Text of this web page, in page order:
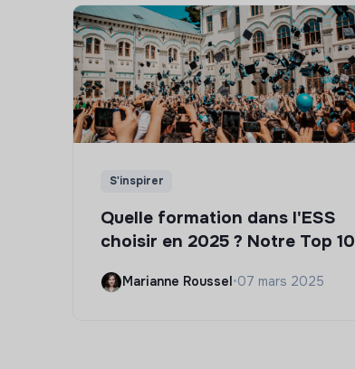
S'inspirer
Quelle formation dans l'ESS
choisir en 2025 ? Notre Top 10
Marianne Roussel•07 mars 2025